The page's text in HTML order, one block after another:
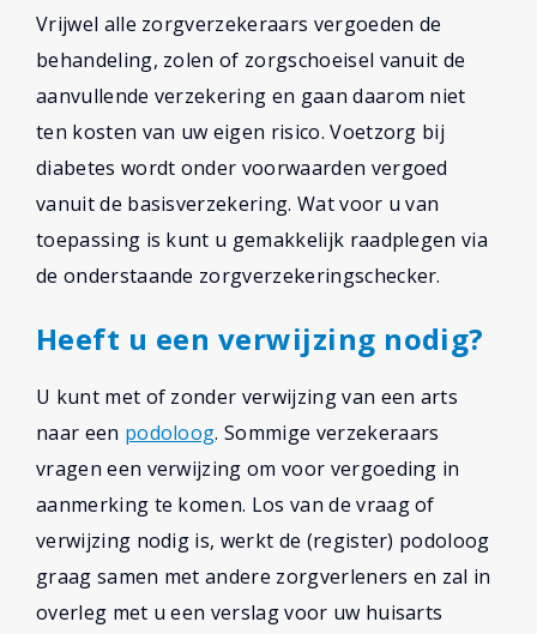
Vrijwel alle zorgverzekeraars vergoeden de
behandeling, zolen of zorgschoeisel vanuit de
aanvullende verzekering en gaan daarom niet
ten kosten van uw eigen risico. Voetzorg bij
diabetes wordt onder voorwaarden vergoed
vanuit de basisverzekering. Wat voor u van
toepassing is kunt u gemakkelijk raadplegen via
de onderstaande zorgverzekeringschecker.
Heeft u een verwijzing nodig?
U kunt met of zonder verwijzing van een arts
naar een podoloog. Sommige verzekeraars
vragen een verwijzing om voor vergoeding in
aanmerking te komen. Los van de vraag of
verwijzing nodig is, werkt de (register) podoloog
graag samen met andere zorgverleners en zal in
overleg met u een verslag voor uw huisarts